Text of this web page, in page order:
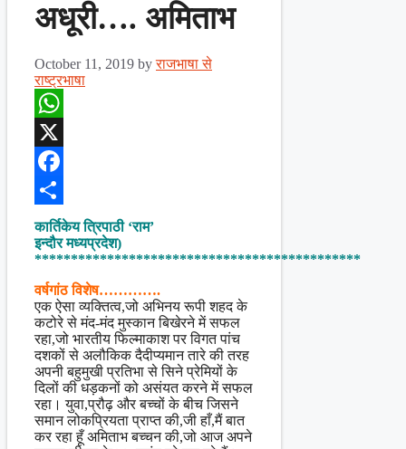
अधूरी…. अमिताभ
October 11, 2019 byराजभाषा से
राष्ट्रभाषा
WhatsApp
X
Facebook
Share
कार्तिकेय त्रिपाठी ‘राम’
इन्दौर मध्यप्रदेश)
*********************************************
वर्षगांठ विशेष………….
एक ऐसा व्यक्तित्व,जो अभिनय रूपी शहद के
कटोरे से मंद-मंद मुस्कान बिखेरने में सफल
रहा,जो भारतीय फिल्माकाश पर विगत पांच
दशकों से अलौकिक दैदीप्यमान तारे की तरह
अपनी बहुमुखी प्रतिभा से सिने प्रेमियों के
दिलों की धड़कनों को असंयत करने में सफल
रहा। युवा,प्रौढ़ और बच्चों के बीच जिसने
समान लोकप्रियता प्राप्त की,जी हाँ,मैं बात
कर रहा हूँ अमिताभ बच्चन की,जो आज अपने